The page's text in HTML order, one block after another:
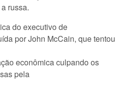
russa.
do executivo de
por John McCain, que tentou
econômica culpando os
pela